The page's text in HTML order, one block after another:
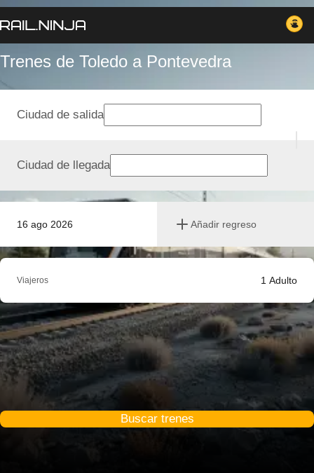
Trenes de Toledo a Pontevedra
16 ago 2026 Añadir regreso
Ciudad de salida
Ciudad de llegada
Viajeros 1 Adulto
Buscar trenes